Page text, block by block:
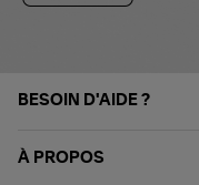
BESOIN D'AIDE ?
À PROPOS